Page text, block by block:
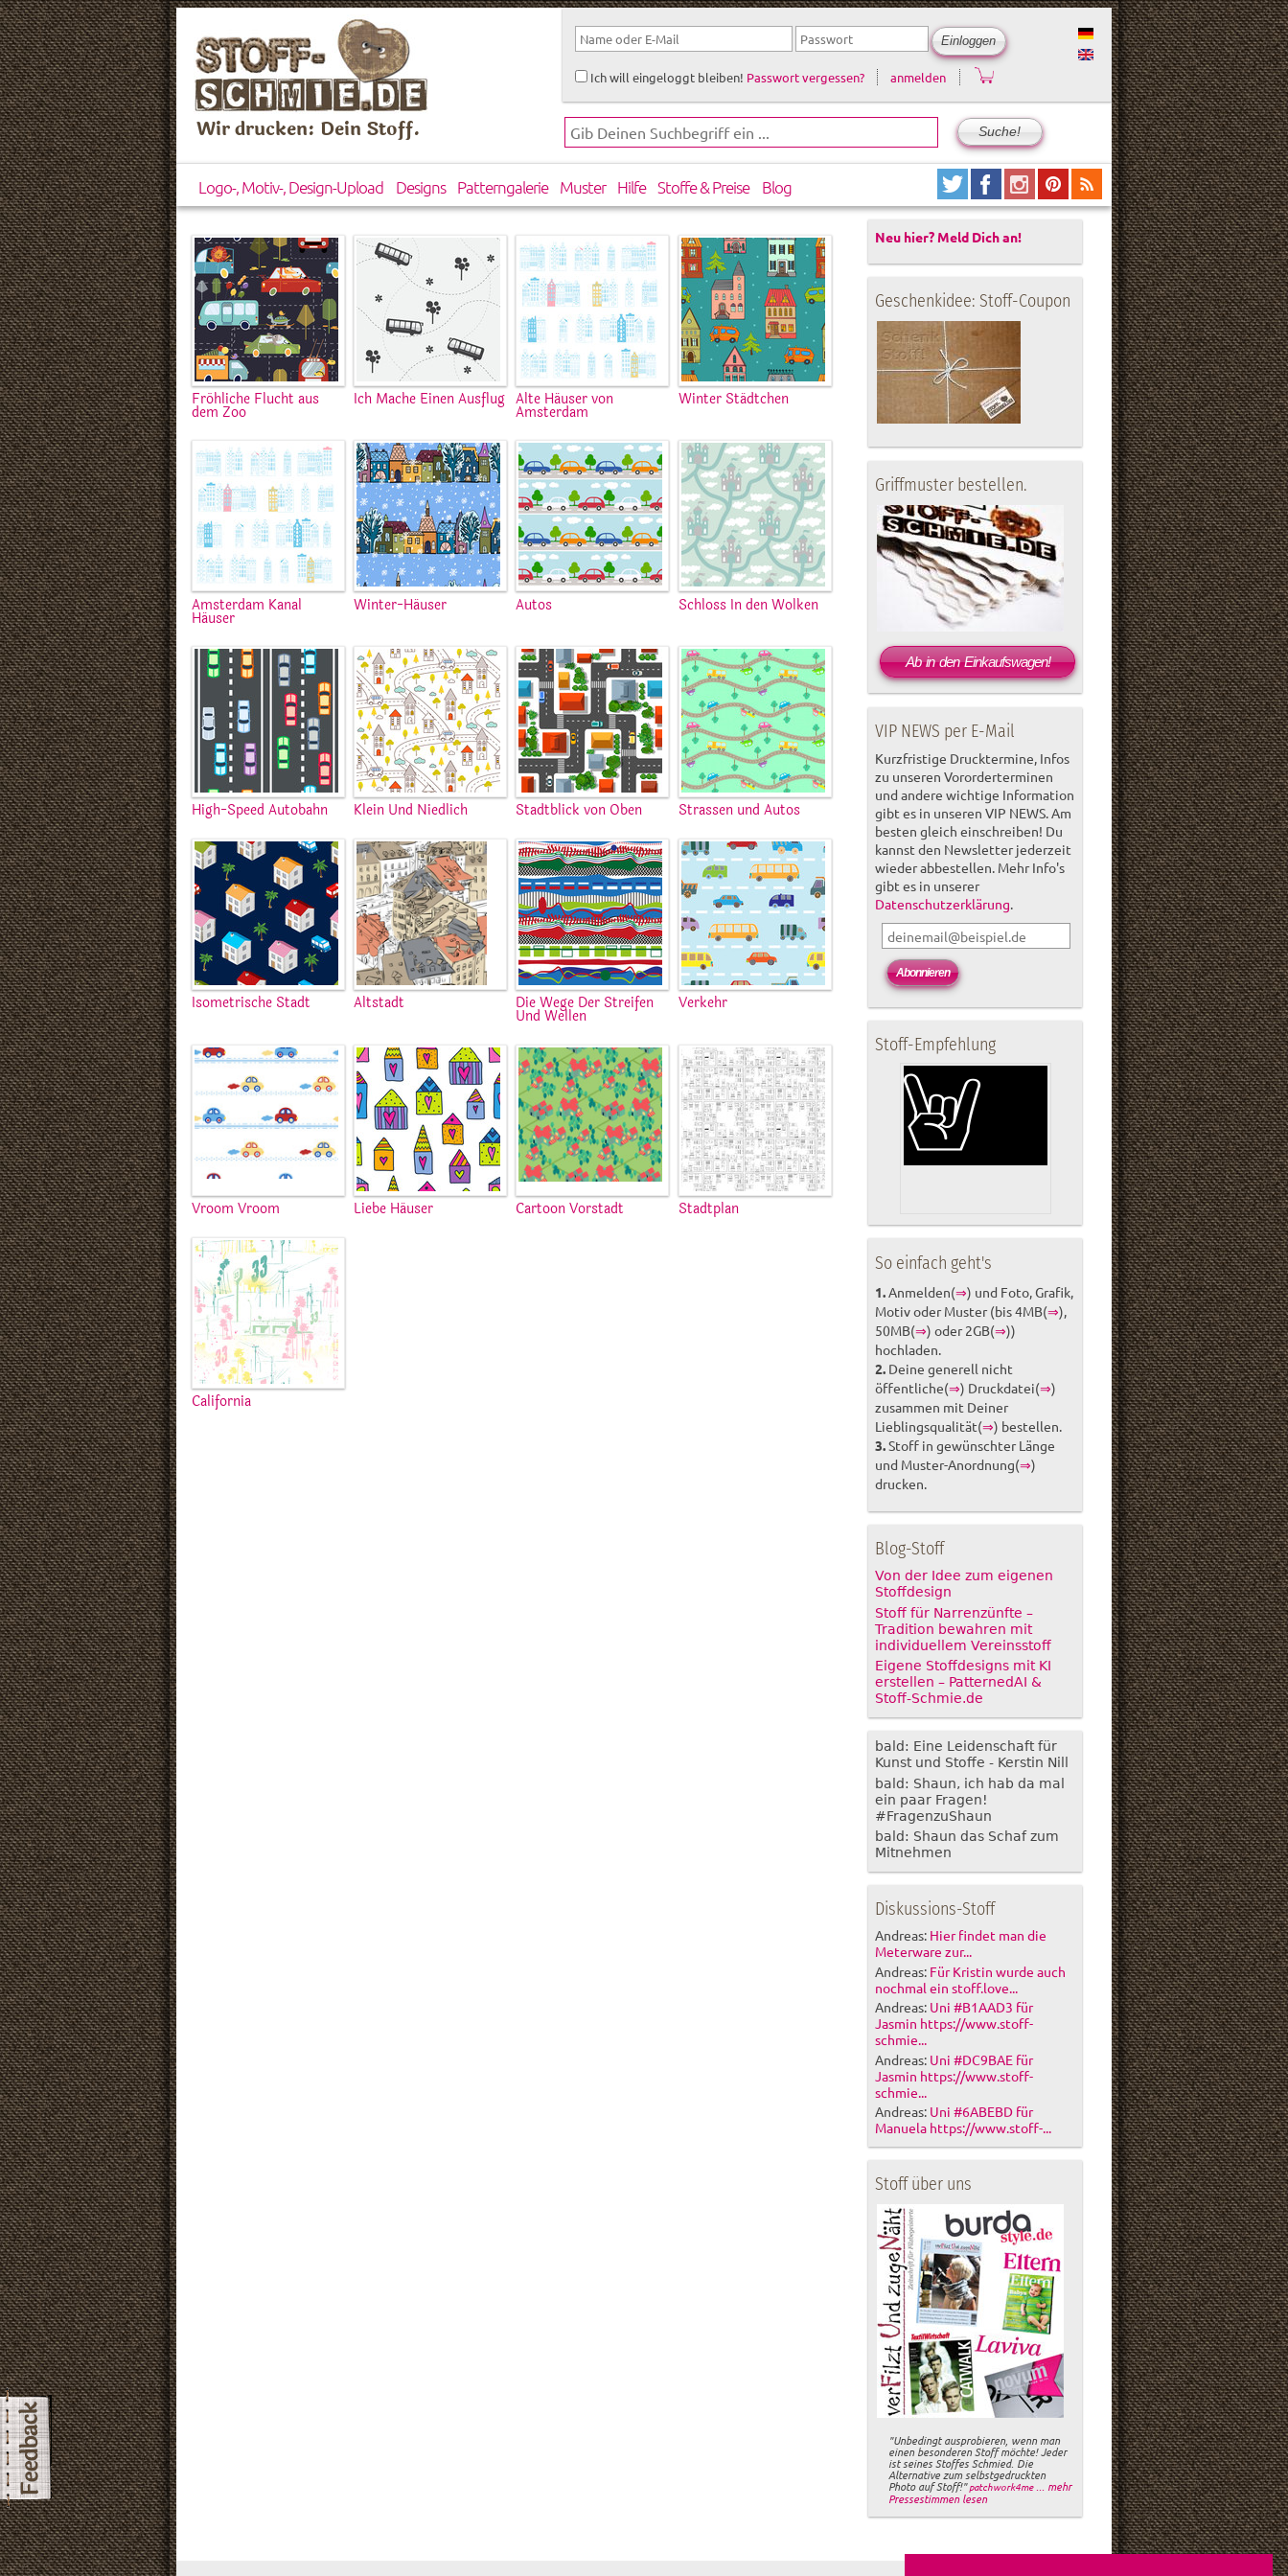
Wir drucken: Dein Stoff.
Ich will eingeloggt bleiben! Passwort vergessen? anmelden
Logo-, Motiv-, Design-Upload Designs Patterngalerie Muster Hilfe Stoffe & Preise Blog
Fröhliche Flucht aus
dem Zoo
Ich Mache Einen Ausflug Alte Häuser von
Amsterdam
Winter Städtchen
Amsterdam Kanal
Häuser
Winter-Häuser Autos Schloss In den Wolken
High-Speed Autobahn Klein Und Niedlich Stadtblick von Oben Strassen und Autos
Isometrische Stadt Altstadt Die Wege Der Streifen
Und Wellen
Verkehr
Vroom Vroom Liebe Häuser Cartoon Vorstadt Stadtplan
California
Neu hier? Meld Dich an!
Geschenkidee: Stoff-Coupon
Griffmuster bestellen.
Ab in den Einkaufswagen!
VIP NEWS per E-Mail
Kurzfristige Drucktermine, Infos
zu unseren Vororderterminen
und andere wichtige Information
gibt es in unseren VIP NEWS. Am
besten gleich einschreiben! Du
kannst den Newsletter jederzeit
wieder abbestellen. Mehr Info's
gibt es in unserer
Datenschutzerklärung.
Stoff-Empfehlung
So einfach geht's
1.Anmelden(⇒) und Foto, Grafik,
Motiv oder Muster (bis 4MB(⇒),
50MB(⇒) oder 2GB(⇒))
hochladen.
2. Deine generell nicht
öffentliche(⇒) Druckdatei(⇒)
zusammen mit Deiner
Lieblingsqualität(⇒) bestellen.
3.Stoff in gewünschter Länge
und Muster-Anordnung(⇒)
drucken.
Blog-Stoff
Von der Idee zum eigenen
Stoffdesign
Stoff für Narrenzünfte –
Tradition bewahren mit
individuellem Vereinsstoff
Eigene Stoffdesigns mit KI
erstellen – PatternedAI &
Stoff-Schmie.de
bald: Eine Leidenschaft für
Kunst und Stoffe - Kerstin Nill
bald: Shaun, ich hab da mal
ein paar Fragen!
#FragenzuShaun
bald: Shaun das Schaf zum
Mitnehmen
Diskussions-Stoff
Andreas: Hier findet man die
Meterware zur...
Andreas: Für Kristin wurde auch
nochmal ein stoff.love...
Andreas: Uni #B1AAD3 für
Jasmin https://www.stoff-
schmie...
Andreas: Uni #DC9BAE für
Jasmin https://www.stoff-
schmie...
Andreas: Uni #6ABEBD für
Manuela https://www.stoff-...
Stoff über uns
"Unbedingt ausprobieren, wenn man
einen besonderen Stoff möchte! Jeder
ist seines Stoffes Schmied. Die
Alternative zum selbstgedruckten
Photo auf Stoff!"patchwork4me ... mehr
Pressestimmen lesen